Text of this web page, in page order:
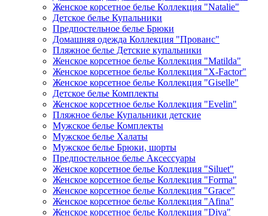
Женское корсетное белье Коллекция "Natalie"
Детское белье Купальники
Предпостельное белье Брюки
Домашняя одежда Коллекция "Прованс"
Пляжное белье Детские купальники
Женское корсетное белье Коллекция "Matilda"
Женское корсетное белье Коллекция "X-Factor"
Женское корсетное белье Коллекция "Giselle"
Детское белье Комплекты
Женское корсетное белье Коллекция "Evelin"
Пляжное белье Купальники детские
Мужское белье Комплекты
Мужское белье Халаты
Мужское белье Брюки, шорты
Предпостельное белье Аксессуары
Женское корсетное белье Коллекция "Siluet"
Женское корсетное белье Коллекция "Forma"
Женское корсетное белье Коллекция "Grace"
Женское корсетное белье Коллекция "Afina"
Женское корсетное белье Коллекция "Diva"